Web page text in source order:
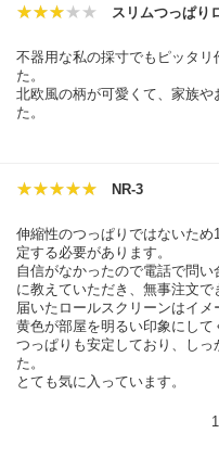
スリムつっぱり
不器用な私の採寸でもピッタリ
た。
北欧風の柄が可愛くて、家族や
た。
NR-3
伸縮性のつっぱりではないため
定する必要があります。
自信がなかったので電話で問
に教えていただき、無事注文で
届いたロールスクリーンはイメ
黄色が部屋を明るい印象にして
つっぱりも安定しており、しっ
た。
とても気に入っています。